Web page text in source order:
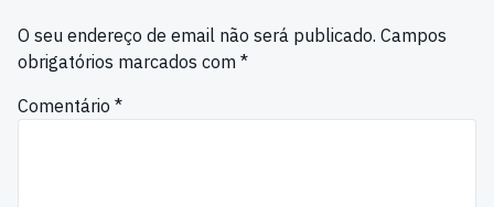
O seu endereço de email não será publicado. Campos
obrigatórios marcados com *
Comentário *